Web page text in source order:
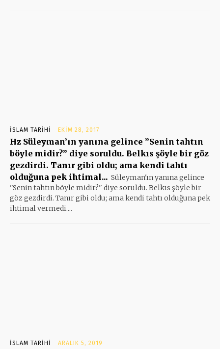
İSLAM TARIHI EKIM 28, 2017
Hz Süleyman’ın yanına gelince ”Senin tahtın
böyle midir?” diye soruldu. Belkıs şöyle bir göz
gezdirdi. Tanır gibi oldu; ama kendi tahtı
olduğuna pek ihtimal... Süleyman'ın yanına gelince
''Senin tahtın böyle midir?'' diye soruldu. Belkıs şöyle bir
göz gezdirdi. Tanır gibi oldu; ama kendi tahtı olduğuna pek
ihtimal vermedi....
İSLAM TARIHI ARALIK 5, 2019